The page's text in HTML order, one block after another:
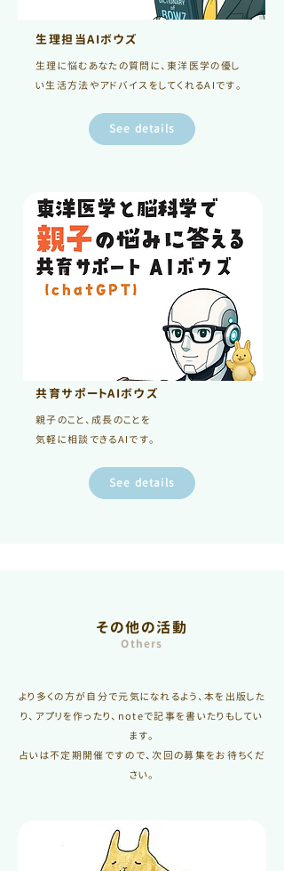
生理担当AIボウズ
生理に悩むあなたの質問に、東洋医学の優し
い生活方法やアドバイスをしてくれるAIです。
See details
共育サポートAIボウズ
親子のこと、成長のことを
気軽に相談できるAIです。
See details
その他の活動
Others
より多くの方が自分で元気になれるよう、本を出版した
り、アプリを作ったり、noteで記事を書いたりもしてい
ます。
占いは不定期開催ですので、次回の募集をお待ちくだ
さい。